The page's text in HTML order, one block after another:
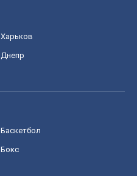
Харьков
Днепр
Баскетбол
Бокс